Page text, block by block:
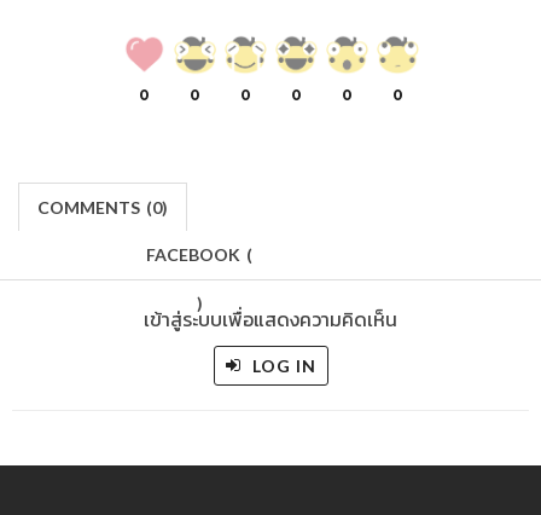
0 0 0 0 0 0
COMMENTS (0)
FACEBOOK (
)
เข้าสู่ระบบเพื่อแสดงความคิดเห็น
LOG IN